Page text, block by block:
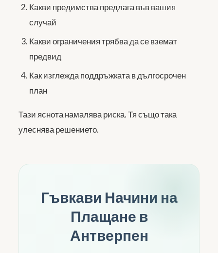
Какви предимства предлага във вашия
случай
Какви ограничения трябва да се вземат
предвид
Как изглежда поддръжката в дългосрочен
план
Тази яснота намалява риска. Тя също така
улеснява решението.
Гъвкави Начини на
Плащане в
Антверпен